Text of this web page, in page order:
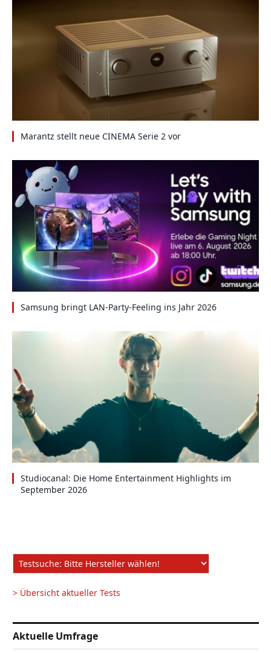
Marantz stellt neue CINEMA Serie 2 vor
Samsung bringt LAN-Party-Feeling ins Jahr 2026
Studiocanal: Die Home Entertainment Highlights im
September 2026
> Übersicht aktueller Tests
Aktuelle Umfrage